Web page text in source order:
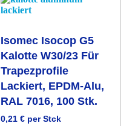
Isomec Isocop G5
Kalotte W30/23 Für
Trapezprofile
Lackiert, EPDM-Alu,
RAL 7016, 100 Stk.
0,21 € per Stck